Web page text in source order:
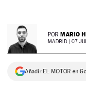
NEWSLETTER POR MARIO
MADRID | 07
Añadir EL MOTOR en